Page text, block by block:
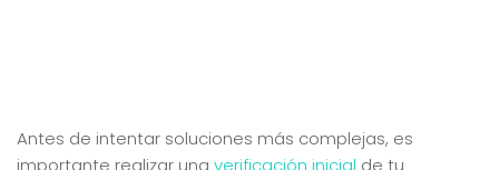
Antes de intentar soluciones más complejas, es
importante realizar una verificación inicial de tu